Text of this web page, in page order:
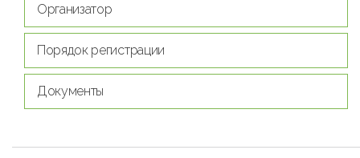
Организатор
Порядок регистрации
Документы